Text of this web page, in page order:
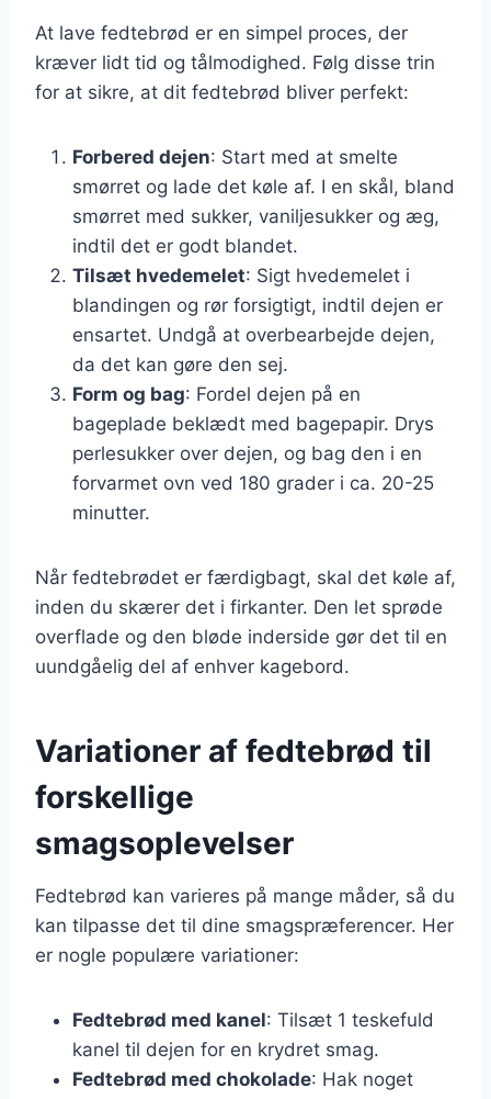
At lave fedtebrød er en simpel proces, der
kræver lidt tid og tålmodighed. Følg disse trin
for at sikre, at dit fedtebrød bliver perfekt:
Forbered dejen: Start med at smelte
smørret og lade det køle af. I en skål, bland
smørret med sukker, vaniljesukker og æg,
indtil det er godt blandet.
Tilsæt hvedemelet: Sigt hvedemelet i
blandingen og rør forsigtigt, indtil dejen er
ensartet. Undgå at overbearbejde dejen,
da det kan gøre den sej.
Form og bag: Fordel dejen på en
bageplade beklædt med bagepapir. Drys
perlesukker over dejen, og bag den i en
forvarmet ovn ved 180 grader i ca. 20-25
minutter.
Når fedtebrødet er færdigbagt, skal det køle af,
inden du skærer det i firkanter. Den let sprøde
overflade og den bløde inderside gør det til en
uundgåelig del af enhver kagebord.
Variationer af fedtebrød til
forskellige
smagsoplevelser
Fedtebrød kan varieres på mange måder, så du
kan tilpasse det til dine smagspræferencer. Her
er nogle populære variationer:
Fedtebrød med kanel: Tilsæt 1 teskefuld
kanel til dejen for en krydret smag.
Fedtebrød med chokolade: Hak noget